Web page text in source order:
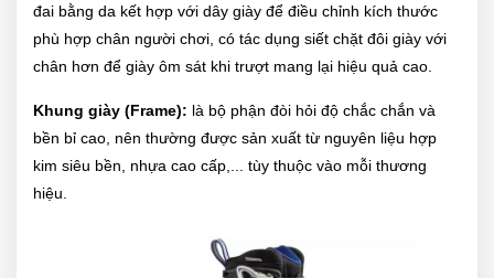
đai bằng da kết hợp với dây giày để điều chỉnh kích thước
phù hợp chân người chơi, có tác dụng siết chặt đôi giày với
chân hơn để giày ôm sát khi trượt mang lại hiệu quả cao.
Khung giày (Frame): là bộ phận đòi hỏi độ chắc chắn và
bền bỉ cao, nên thường được sản xuất từ nguyên liệu hợp
kim siêu bền, nhựa cao cấp,... tùy thuộc vào mỗi thương
hiệu.